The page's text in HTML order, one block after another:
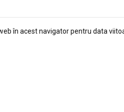
în acest navigator pentru data